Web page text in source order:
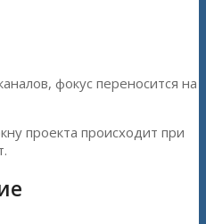
фокус переносится на
проекта происходит при